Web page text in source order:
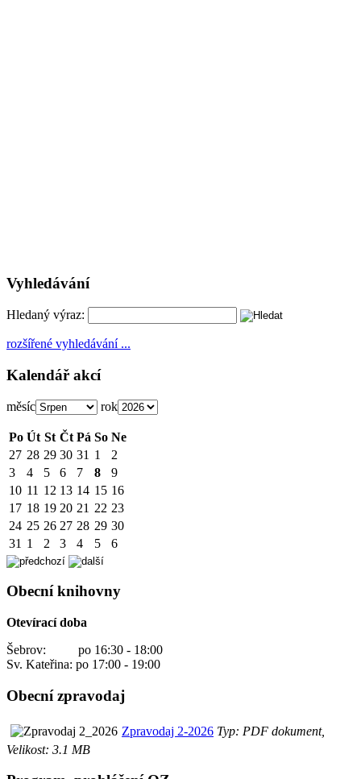
Vyhledávání
Hledaný výraz:
rozšířené vyhledávání ...
Kalendář akcí
měsíc rok
Po Út St Čt Pá So Ne
27 28 29 30 31 1
2
3
4 5 6 7 8
9
10 11 12 13 14 15 16
17 18 19 20 21 22 23
24 25 26 27 28 29 30
31 1 2 3 4 5 6
Obecní knihovny
Otevírací doba
Šebrov: po 16:30 - 18:00
Sv. Kateřina: po 17:00 - 19:00
Obecní zpravodaj
Zpravodaj 2-2026 Typ: PDF dokument,
Velikost: 3.1 MB